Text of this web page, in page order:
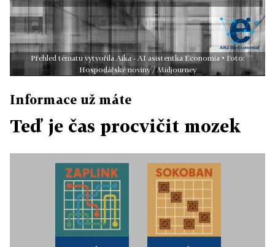
Přehled tématu vytvořila Aika - AI asistentka Economia • Foto:
Hospodářské noviny / Midjourney
Informace už máte
Teď je čas procvičit mozek